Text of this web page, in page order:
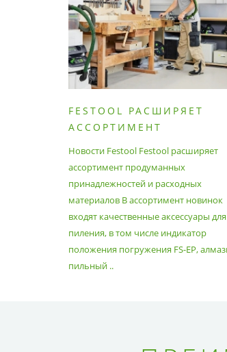
FESTOOL РАСШИРЯЕТ
АССОРТИМЕНТ
ПРИНАДЛЕЖНОСТЕЙ И
РАСХОДНЫХ
Новости Festool Festool расширяет
ассортимент продуманных
принадлежностей и расходных
материалов В ассортимент новинок
входят качественные аксессуары для
пиления, в том числе индикатор
положения погружения FS-EP,
пильный ..